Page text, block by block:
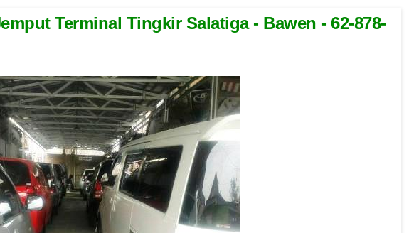
Terminal Tingkir Salatiga - Bawen - 62-878-